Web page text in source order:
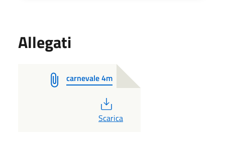
Allegati
carnevale 4m
PDF
Scarica